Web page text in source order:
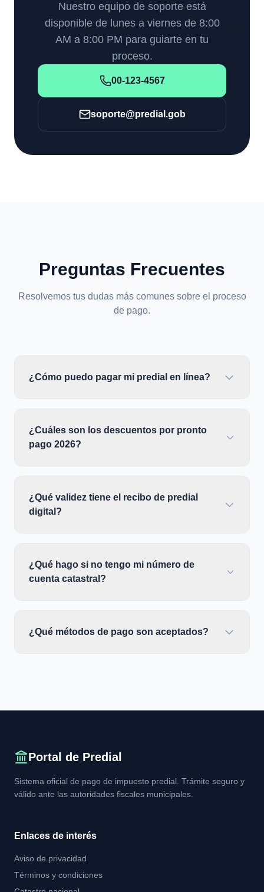
Nuestro equipo de soporte está
disponible de lunes a viernes de 8:00
AM a 8:00 PM para guiarte en tu
proceso.
00-123-4567
soporte@predial.gob
Preguntas Frecuentes
Resolvemos tus dudas más comunes sobre el proceso
de pago.
¿Cómo puedo pagar mi predial en línea?
¿Cuáles son los descuentos por pronto
pago 2026?
¿Qué validez tiene el recibo de predial
digital?
¿Qué hago si no tengo mi número de
cuenta catastral?
¿Qué métodos de pago son aceptados?
Portal de Predial
Sistema oficial de pago de impuesto predial. Trámite seguro y
válido ante las autoridades fiscales municipales.
Enlaces de interés
Aviso de privacidad
Términos y condiciones